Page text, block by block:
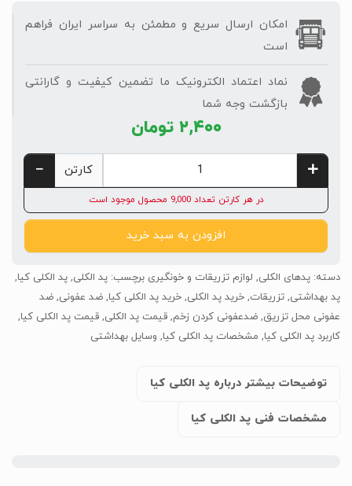
امکان ارسال سریع و مطمئن به سراسر ایران فراهم
است
نماد اعتماد الکترونیک ما تضمین کیفیت و گارانتی
بازگشت وجه شما
۲,۴۰۰ تومان
کارتن
در هر کارتن تعداد 9,000 محصول موجود است
افزودن به سبد خرید
دسته: پدهای الکلی, لوازم تزریقات و خونگیری برچسب: پد الکلی, پد الکلی کیا,
پد بهداشتی, تزریقات, خرید پد الکلی, خرید پد الکلی کیا, ضد عفونی, ضد
عفونی محل تزریق, ضدعفونی کردن زخم, قیمت پد الکلی, قیمت پد الکلی کیا,
کاربرد پد الکلی کیا, مشخصات پد الکلی کیا, وسایل بهداشتی
توضیحات بیشتر درباره پد الکلی کیا
مشخصات فنی پد الکلی کیا